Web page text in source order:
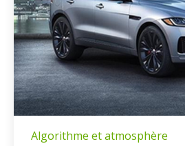
Algorithme et atmosphère